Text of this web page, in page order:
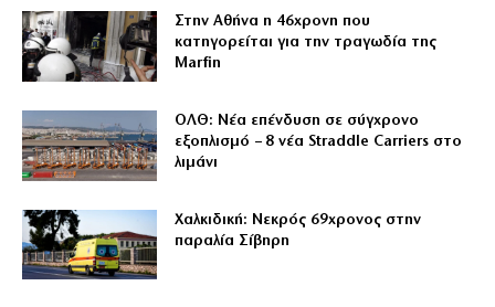
Στην Αθήνα η 46χρονη που
κατηγορείται για την τραγωδία της
Marfin
ΟΛΘ: Νέα επένδυση σε σύγχρονο
εξοπλισμό – 8 νέα Straddle Carriers στο
λιμάνι
Χαλκιδική: Νεκρός 69χρονος στην
παραλία Σίβηρη